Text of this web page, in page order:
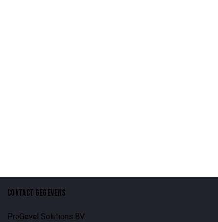
CONTACT GEGEVENS
ProGevel Solutions BV